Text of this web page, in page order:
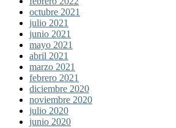
octubre 2021
julio 2021
junio 2021
mayo 2021
abril 2021
marzo 2021
febrero 2021
diciembre 2020
noviembre 2020
julio 2020
junio 2020